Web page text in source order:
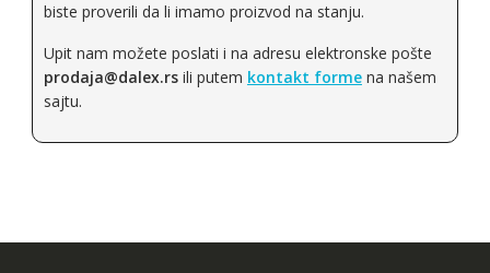
biste proverili da li imamo proizvod na stanju.
Upit nam možete poslati i na adresu elektronske pošte
prodaja@dalex.rsili putem kontakt forme na našem
sajtu.